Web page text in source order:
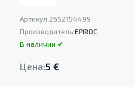
Артикул:2652154499
Производитель:EPIROC
В наличии ✔
Цена:5 €